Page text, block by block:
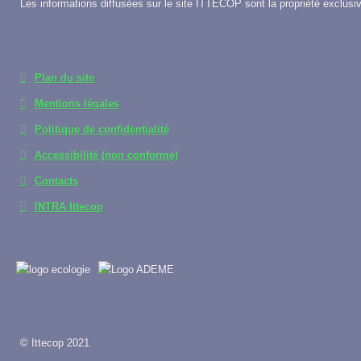
Les informations diffusées sur le site ITTECOP sont la propriété
Plan du site
Mentions légales
Politique de confidentialité
Accessibilité (non conforme)
Contacts
INTRA Ittecop
© Ittecop 2021